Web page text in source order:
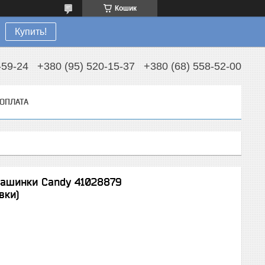
Кошик
Купить!
24 +380 (95) 520-15-37 +380 (68) 558-52-00
Candy 41028879